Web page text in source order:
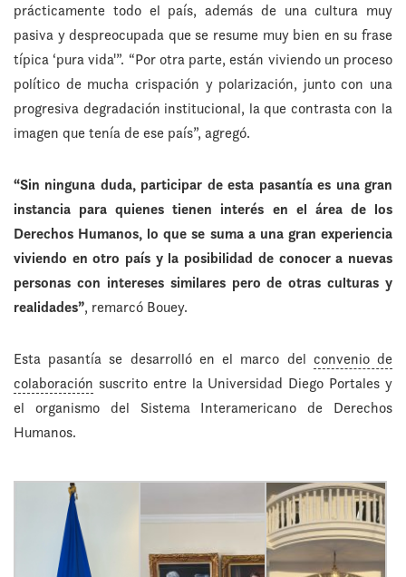
prácticamente todo el país, además de una cultura muy
pasiva y despreocupada que se resume muy bien en su frase
típica ‘pura vida'”. “Por otra parte, están viviendo un proceso
político de mucha crispación y polarización, junto con una
progresiva degradación institucional, la que contrasta con la
imagen que tenía de ese país”, agregó.
“Sin ninguna duda, participar de esta pasantía es una gran
instancia para quienes tienen interés en el área de los
Derechos Humanos, lo que se suma a una gran experiencia
viviendo en otro país y la posibilidad de conocer a nuevas
personas con intereses similares pero de otras culturas y
realidades”, remarcó Bouey.
Esta pasantía se desarrolló en el marco del convenio de
colaboración suscrito entre la Universidad Diego Portales y
el organismo del Sistema Interamericano de Derechos
Humanos.